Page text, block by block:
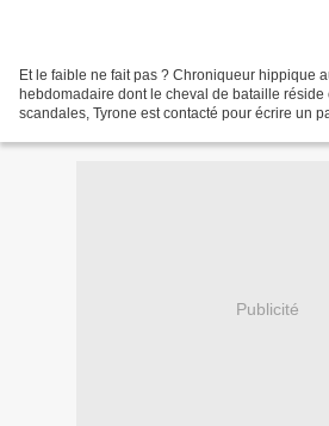
Et le faible ne fait pas ? Chroniqueur hippique
hebdomadaire dont le cheval de bataille
scandales, Tyrone est contacté pour écrire un
Publicité